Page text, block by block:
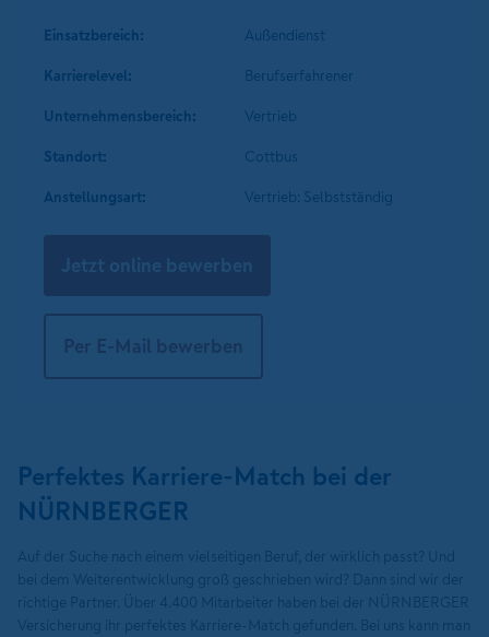
Einsatzbereich:
Außendienst
Karrierelevel:
Berufserfahrener
Unternehmens­bereich:
Vertrieb
Standort:
Cottbus
Anstellungsart:
Vertrieb: Selbstständig
Jetzt online bewerben
Per E-Mail bewerben
Perfektes Karriere-Match bei der
NÜRNBERGER